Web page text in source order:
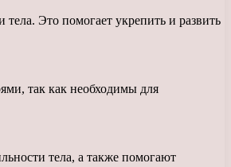
Это помогает укрепить и развить
так как необходимы для
тела, а также помогают